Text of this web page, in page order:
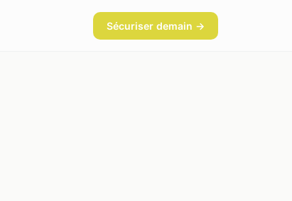
Sécuriser demain →